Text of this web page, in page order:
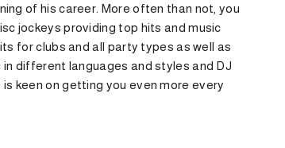
of his career. More often than not, you
jockeys providing top hits and music
for clubs and all party types as well as
in different languages and styles and DJ
is keen on getting you even more every